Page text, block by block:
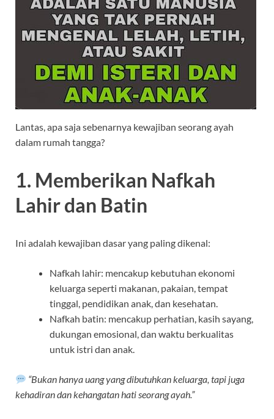
Lantas, apa saja sebenarnya kewajiban seorang ayah
dalam rumah tangga?
1. Memberikan Nafkah
Lahir dan Batin
Ini adalah kewajiban dasar yang paling dikenal:
Nafkah lahir: mencakup kebutuhan ekonomi
keluarga seperti makanan, pakaian, tempat
tinggal, pendidikan anak, dan kesehatan.
Nafkah batin: mencakup perhatian, kasih sayang,
dukungan emosional, dan waktu berkualitas
untuk istri dan anak.
“Bukan hanya uang yang dibutuhkan keluarga, tapi juga
kehadiran dan kehangatan hati seorang ayah.”